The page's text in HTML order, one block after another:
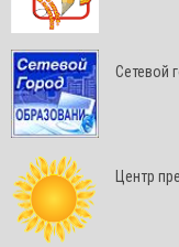
Сетевой
Центр